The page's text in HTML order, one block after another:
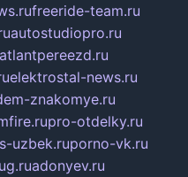
freeride-team.ru
autostudiopro.ru
atlantpereezd.ru
elektrostal-news.ru
znakomye.ru
pro-otdelky.ru
uzbek.ruporno-vk.ru
adonyev.ru